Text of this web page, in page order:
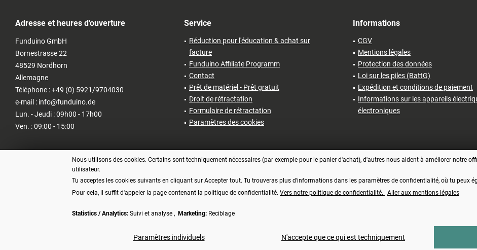
Adresse et heures d'ouverture
Funduino GmbH
Bornestrasse 22
48529 Nordhorn
Allemagne
Téléphone : +49 (0) 5921/9704030
e-mail : info@funduino.de
Lun. - Jeudi : 09h00 - 17h00
Ven. : 09:00 - 15:00
Service
Réduction pour l'éducation & achat sur
facture
Funduino Affiliate Programm
Contact
Prêt de matériel - Prêt gratuit
Droit de rétractation
Formulaire de rétractation
Paramètres des cookies
Informations
CGV
Mentions légales
Protection des données
Loi sur les piles (BattG)
Expédition et conditions de paiement
Informations sur les appareils
électroniques
Nous utilisons des cookies. Certains sont techniquement nécessaires (par exemple pour le panier d'achat), d'autres nous aident à améliorer notre
utilisateur.
Tu acceptes les cookies suivants en cliquant sur Accepter tout. Tu trouveras plus d'informations dans les paramètres de confidentialité, où tu peux
Pour cela, il suffit d'appeler la page contenant la politique de confidentialité. Vers notre politique de confidentialité. Aller aux mentions légales
Statistics / Analytics: Suivi et analyse , Marketing: Reciblage
Paramètres individuels N'accepte que ce qui est techniquement